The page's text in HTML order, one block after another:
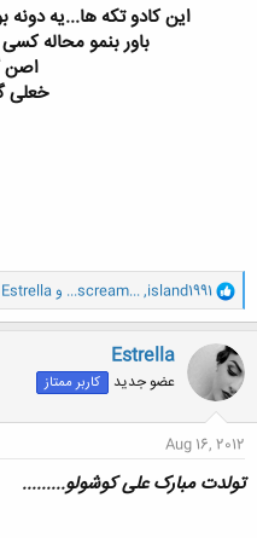
این کادو تکه ها...یه
باور بنمو محاله
اصن
خعلی
و
ا
ک
ن
ش
ه
ا
island1991
,
...scream... و Estrella
Estrella
عضو جدید کاربر ممتاز
Aug 16, 2012
تولدت مبارک علی کوشولو.........